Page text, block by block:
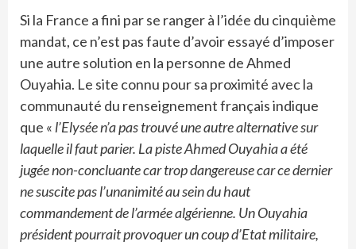
Si la France a fini par se ranger à l’idée du cinquième
mandat, ce n’est pas faute d’avoir essayé d’imposer
une autre solution en la personne de Ahmed
Ouyahia. Le site connu pour sa proximité avec la
communauté du renseignement français indique
que « l’Elysée n’a pas trouvé une autre alternative sur
laquelle il faut parier. La piste Ahmed Ouyahia a été
jugée non-concluante car trop dangereuse car ce dernier
ne suscite pas l’unanimité au sein du haut
commandement de l’armée algérienne. Un Ouyahia
président pourrait provoquer un coup d’Etat militaire,